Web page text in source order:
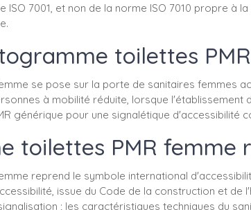
ISO 7001, et non de la norme ISO 7010 propre
toilettes
se pose sur la porte de sanitaires femmes
à mobilité réduite, lorsque
générique pour une signalétique d'accessibilité
toilettes PMR femme
reprend le symbole international
issue du Code de la construction et de
; les caractéristiques techniques du